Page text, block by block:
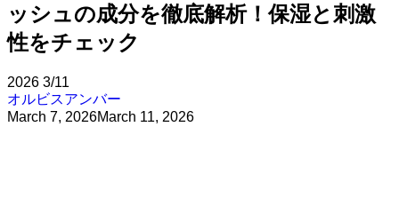
ッシュの成分を徹底解析！保湿と刺激
性をチェック
2026 3/11
オルビスアンバー
March 7, 2026March 11, 2026